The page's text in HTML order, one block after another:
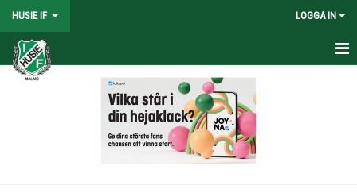
HUSIE IF LOGGA IN
HEM